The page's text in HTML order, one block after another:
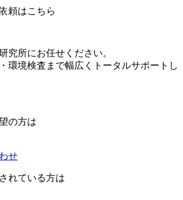
頼はこちら
究所にお任せください。
環境検査まで幅広くトータルサポートし
の方は
せ
れている方は